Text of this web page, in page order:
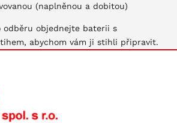
(naplněnou a dobitou)
odběru objednejte baterii s
abychom vám ji stihli připravit.